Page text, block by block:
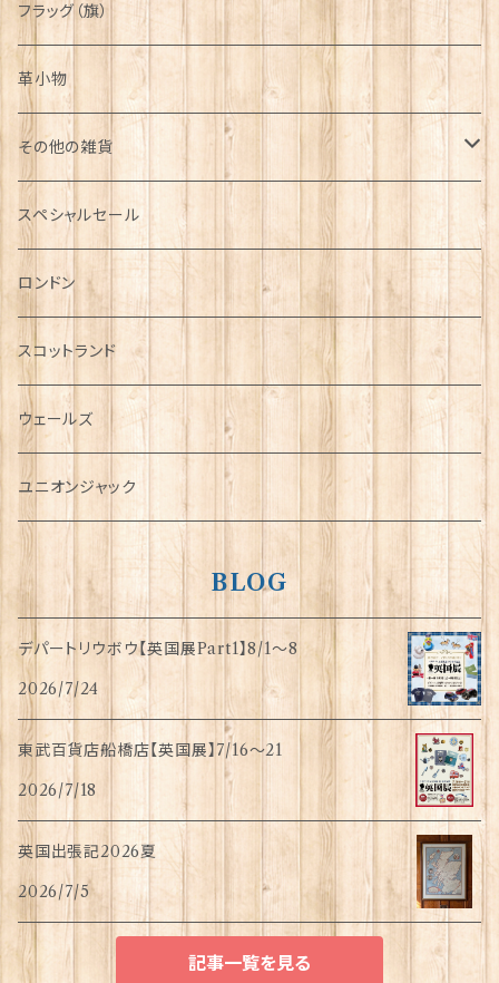
フラッグ（旗）
革小物
その他の雑貨
ミニカー
チャーム
犬グッズ
傘
指貫(シンブル)
スペシャルセール
ロンドン
スコットランド
ウェールズ
ユニオンジャック
BLOG
デパートリウボウ【英国展Part1】8/1〜8
2026/7/24
東武百貨店船橋店【英国展】7/16～21
2026/7/18
英国出張記2026夏
2026/7/5
記事一覧を見る